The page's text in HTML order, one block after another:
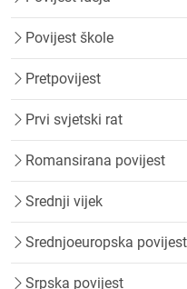
Povijest škole
Pretpovijest
Prvi svjetski rat
Romansirana povijest
Srednji vijek
Srednjoeuropska povijest
Srpska povijest